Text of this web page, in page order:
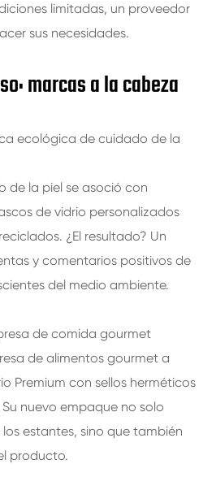
limitadas, un proveedor
sus necesidades.
marcas a la cabeza
ecológica de cuidado de la
de la piel se asoció con
de vidrio personalizados
¿El resultado? Un
y comentarios positivos de
del medio ambiente.
de comida gourmet
de alimentos gourmet a
Premium con sellos herméticos
nuevo empaque no solo
estantes, sino que también
producto.